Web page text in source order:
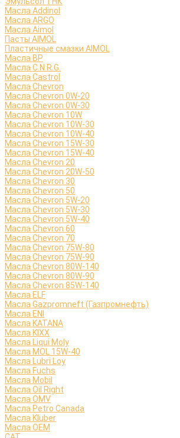
Масла Addinol
Масла ARGO
Масла Aimol
Пасты AIMOL
Пластичные смазки AIMOL
Масла BP
Масла C.N.R.G.
Масла Castrol
Масла Chevron
Масла Chevron 0W-20
Масла Chevron 0W-30
Масла Chevron 10W
Масла Chevron 10W-30
Масла Chevron 10W-40
Масла Chevron 15W-30
Масла Chevron 15W-40
Масла Chevron 20
Масла Chevron 20W-50
Масла Chevron 30
Масла Chevron 50
Масла Chevron 5W-20
Масла Chevron 5W-30
Масла Chevron 5W-40
Масла Chevron 60
Масла Chevron 70
Масла Chevron 75W-80
Масла Chevron 75W-90
Масла Chevron 80W-140
Масла Chevron 80W-90
Масла Chevron 85W-140
Масла ELF
Масла Gazpromneft (Газпромнефть)
Масла ENI
Масла KATANA
Масла KIXX
Масла Liqui Moly
Масла MOL 15W-40
Масла Lubri Loy
Масла Fuchs
Масла Mobil
Масла Oil Right
Масла OMV
Масла Petro Canada
Масла Kluber
Масла OEM